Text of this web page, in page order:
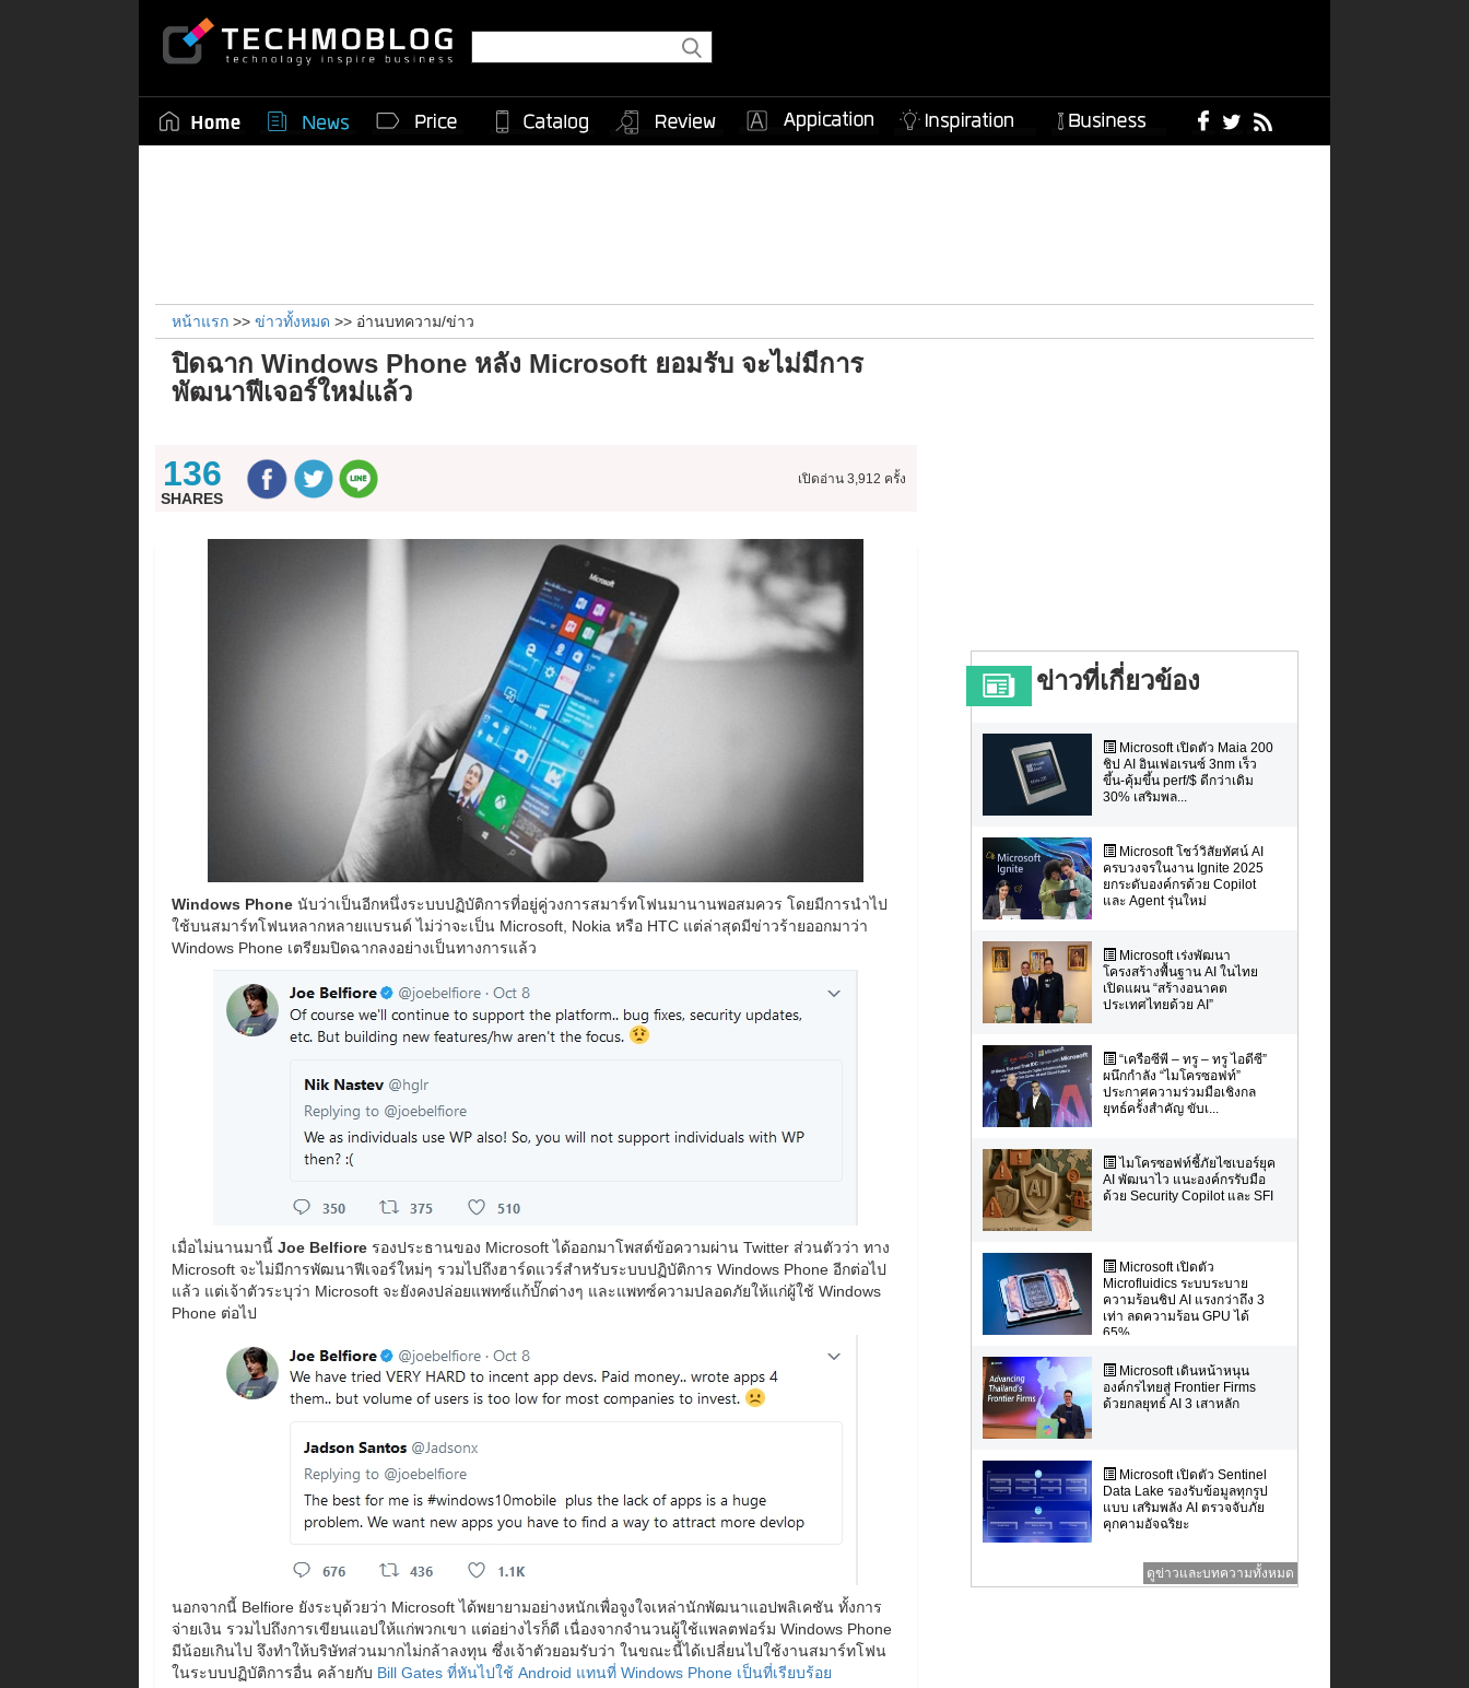
หน้าแรก >> ข่าวทั้งหมด >> อ่านบทความ/ข่าว
ปิดฉาก Windows Phone หลัง Microsoft ยอมรับ จะไม่มีการ
พัฒนาฟีเจอร์ใหม่แล้ว
136
SHARES
เปิดอ่าน 3,912 ครั้ง
Windows Phone นับว่าเป็นอีกหนึ่งระบบปฏิบัติการที่อยู่คู่วงการสมาร์ทโฟนมานานพอสมควร โดยมีการนำไป
ใช้บนสมาร์ทโฟนหลากหลายแบรนด์ ไม่ว่าจะเป็น Microsoft, Nokia หรือ HTC แต่ล่าสุดมีข่าวร้ายออกมาว่า
Windows Phone เตรียมปิดฉากลงอย่างเป็นทางการแล้ว
เมื่อไม่นานมานี้ Joe Belfiore รองประธานของ Microsoft ได้ออกมาโพสต์ข้อความผ่าน Twitter ส่วนตัวว่า ทาง
Microsoft จะไม่มีการพัฒนาฟีเจอร์ใหม่ๆ รวมไปถึงฮาร์ดแวร์สำหรับระบบปฏิบัติการ Windows Phone อีกต่อไป
แล้ว แต่เจ้าตัวระบุว่า Microsoft จะยังคงปล่อยแพทซ์แก้บั๊กต่างๆ และแพทซ์ความปลอดภัยให้แก่ผู้ใช้ Windows
Phone ต่อไป
นอกจากนี้ Belfiore ยังระบุด้วยว่า Microsoft ได้พยายามอย่างหนักเพื่อจูงใจเหล่านักพัฒนาแอปพลิเคชัน ทั้งการ
จ่ายเงิน รวมไปถึงการเขียนแอปให้แก่พวกเขา แต่อย่างไรก็ดี เนื่องจากจำนวนผู้ใช้แพลตฟอร์ม Windows Phone
มีน้อยเกินไป จึงทำให้บริษัทส่วนมากไม่กล้าลงทุน ซึ่งเจ้าตัวยอมรับว่า ในขณะนี้ได้เปลี่ยนไปใช้งานสมาร์ทโฟน
ในระบบปฏิบัติการอื่น คล้ายกับ Bill Gates ที่หันไปใช้ Android แทนที่ Windows Phone เป็นที่เรียบร้อย
ข่าวที่เกี่ยวข้อง
Microsoft เปิดตัว Maia 200
ชิป AI อินเฟอเรนซ์ 3nm เร็ว
ขึ้น-คุ้มขึ้น perf/$ ดีกว่าเดิม
30% เสริมพล...
Microsoft โชว์วิสัยทัศน์ AI
ครบวงจรในงาน Ignite 2025
ยกระดับองค์กรด้วย Copilot
และ Agent รุ่นใหม่
Microsoft เร่งพัฒนา
โครงสร้างพื้นฐาน AI ในไทย
เปิดแผน “สร้างอนาคต
ประเทศไทยด้วย AI”
“เครือซีพี – ทรู – ทรู ไอดีซี”
ผนึกกำลัง “ไมโครซอฟท์”
ประกาศความร่วมมือเชิงกล
ยุทธ์ครั้งสำคัญ ขับเ...
ไมโครซอฟท์ชี้ภัยไซเบอร์ยุค
AI พัฒนาไว แนะองค์กรรับมือ
ด้วย Security Copilot และ SFI
Microsoft เปิดตัว
Microfluidics ระบบระบาย
ความร้อนชิป AI แรงกว่าถึง 3
เท่า ลดความร้อน GPU ได้
65%
Microsoft เดินหน้าหนุน
องค์กรไทยสู่ Frontier Firms
ด้วยกลยุทธ์ AI 3 เสาหลัก
Microsoft เปิดตัว Sentinel
Data Lake รองรับข้อมูลทุกรูป
แบบ เสริมพลัง AI ตรวจจับภัย
คุกคามอัจฉริยะ
ดูข่าวและบทความทั้งหมด